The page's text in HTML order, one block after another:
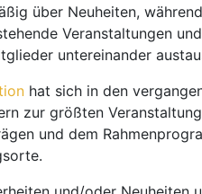
über Neuheiten,
Veranstaltungen
untereinander
hat sich in den
zur größten
und dem